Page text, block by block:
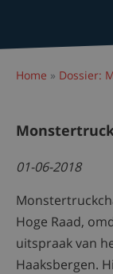
Home » Dossier:
01-06-2018
Hoge Raad,
uitspraak van
Haaksbergen.